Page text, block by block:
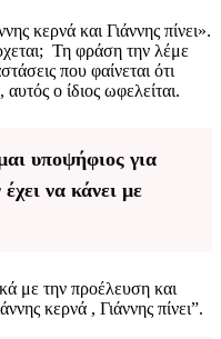
κερνά και Γιάννης πίνει».
Τη φράση την λέμε
που φαίνεται ότι
ο ίδιος ωφελείται.
υποψήφιος για
να κάνει με
με την προέλευση και
κερνά , Γιάννης πίνει”.